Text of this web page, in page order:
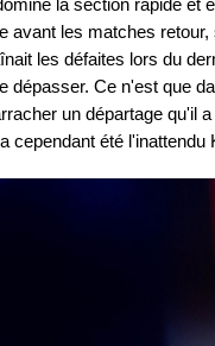
avant les matches
les défaites lors du
dépasser. Ce n'est que
un départage qu'il
cependant été